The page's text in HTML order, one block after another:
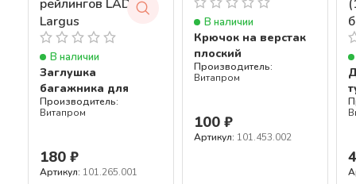
Заглушка
багажника для
рейлингов LADA
Largus
Витапром
В наличии
180 ₽
Артикул: 101.265.001
Крючок на верстак
плоский
Витапром
В наличии
100 ₽
Артикул: 101.453.002